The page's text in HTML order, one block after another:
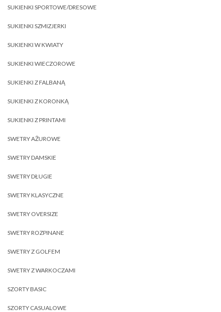
SUKIENKI SPORTOWE/DRESOWE
SUKIENKI SZMIZJERKI
SUKIENKI W KWIATY
SUKIENKI WIECZOROWE
SUKIENKI Z FALBANĄ
SUKIENKI Z KORONKĄ
SUKIENKI Z PRINTAMI
SWETRY AŻUROWE
SWETRY DAMSKIE
SWETRY DŁUGIE
SWETRY KLASYCZNE
SWETRY OVERSIZE
SWETRY ROZPINANE
SWETRY Z GOLFEM
SWETRY Z WARKOCZAMI
SZORTY BASIC
SZORTY CASUALOWE